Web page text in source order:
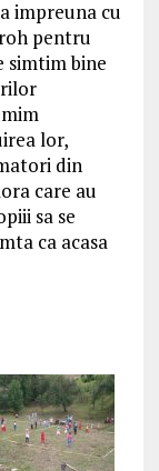
impreuna cu
pentru
simtim bine
lor,
din
care au
sa se
ca acasa